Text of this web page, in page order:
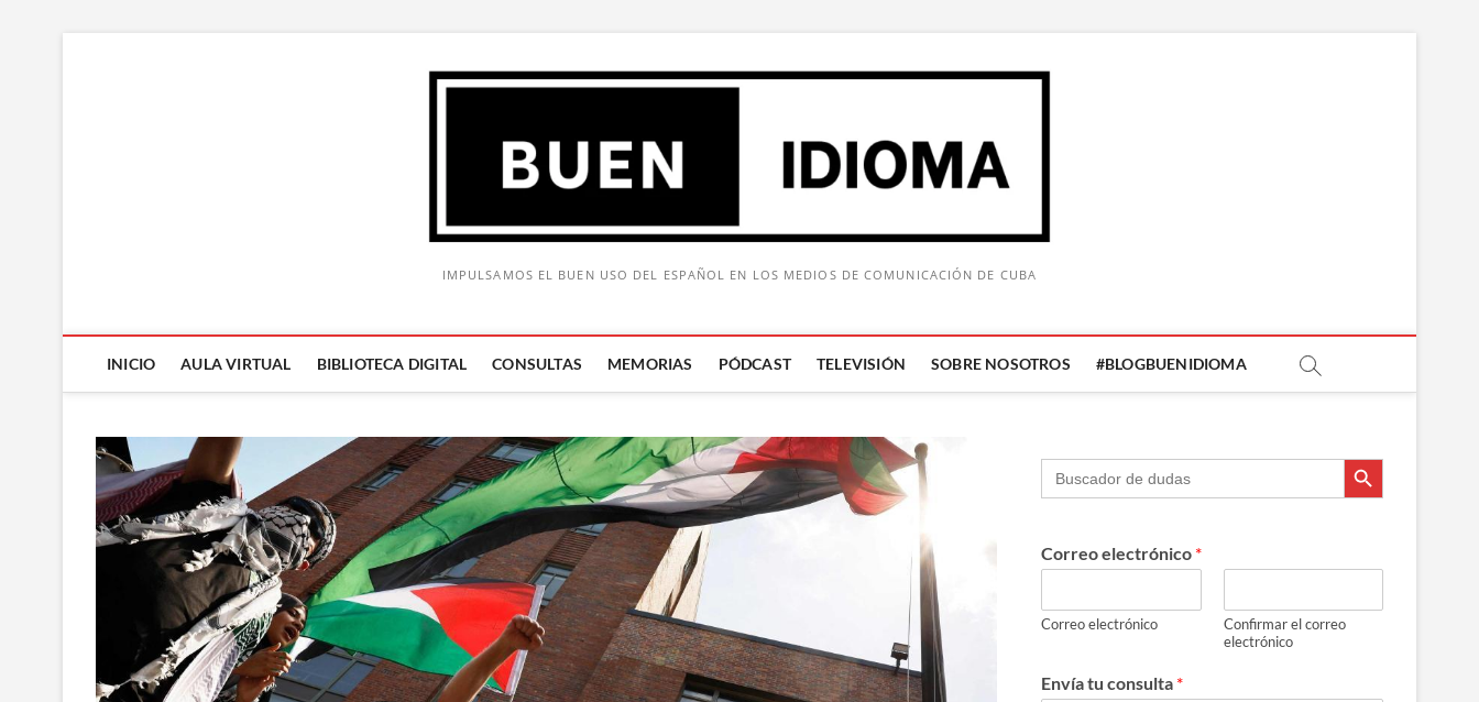
IMPULSAMOS EL BUEN USO DEL ESPAÑOL EN LOS MEDIOS DE COMUNICACIÓN DE CUBA
INICIO AULA VIRTUAL BIBLIOTECA DIGITAL CONSULTAS MEMORIAS PÓDCAST TELEVISIÓN SOBRE NOSOTROS #BLOGBUENIDIOMA
Buscar: Botón de búsqueda
Buscar: Botón de búsqueda
Correo electrónico *
Correo electrónico
Confirmar el correo
electrónico
Envía tu consulta *